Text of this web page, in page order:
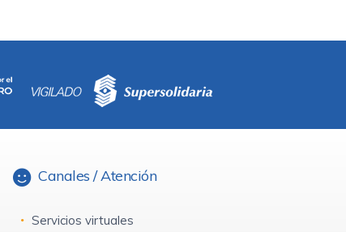
Canales / Atención
Servicios virtuales